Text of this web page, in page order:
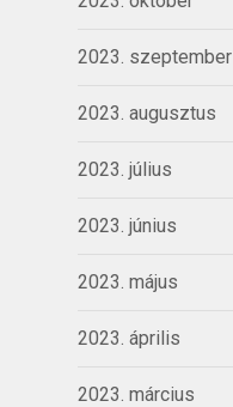
2023. szeptember
2023. augusztus
2023. július
2023. június
2023. május
2023. április
2023. március